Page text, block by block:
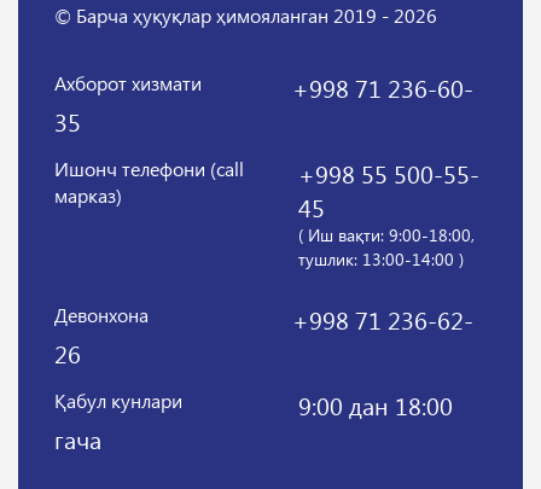
© Барча ҳуқуқлар ҳимояланган 2019 - 2026
Ахборот хизмати
+998 71 236-60-
35
Ишонч телефони (call
марказ)
+998 55 500-55-
45
( Иш вақти: 9:00-18:00,
тушлик: 13:00-14:00 )
Девонхона
+998 71 236-62-
26
Қабул кунлари
9:00 дан 18:00
гача